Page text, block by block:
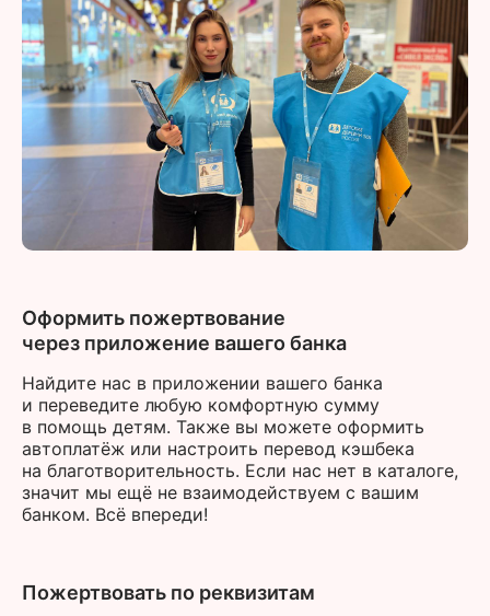
Оформить пожертвование
через приложение вашего банка
Найдите нас в приложении вашего банка
и переведите любую комфортную сумму
в помощь детям. Также вы можете оформить
автоплатёж или настроить перевод кэшбека
на благотворительность. Если нас нет в каталоге,
значит мы ещё не взаимодействуем с вашим
банком. Всё впереди!
Пожертвовать по реквизитам